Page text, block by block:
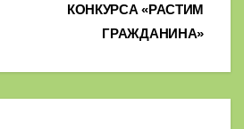
КОНКУРСА «РАСТИМ
ГРАЖДАНИНА»